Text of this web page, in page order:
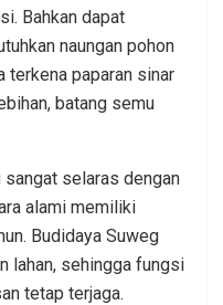
Bahkan dapat
naungan pohon
terkena paparan sinar
batang semu
sangat selaras dengan
alami memiliki
Budidaya Suweg
lahan, sehingga fungsi
tetap terjaga.